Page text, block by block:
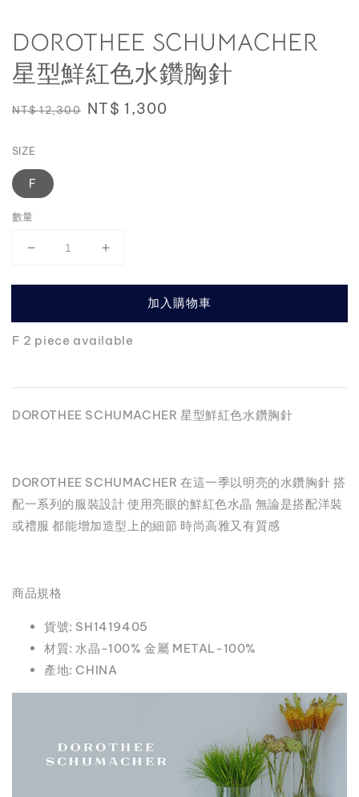
DOROTHEE SCHUMACHER
星型鮮紅色水鑽胸針
Regular
NT$ 12,300 Sale
NT$ 1,300
SIZE
F
數量
加入購物車
F 2 piece available
DOROTHEE SCHUMACHER 星型鮮紅色水鑽胸針
DOROTHEE SCHUMACHER 在這一季以明亮的水鑽胸針 搭
配一系列的服裝設計 使用亮眼的鮮紅色水晶 無論是搭配洋裝
或禮服 都能增加造型上的細節 時尚高雅又有質感
商品規格
貨號: SH1419405
材質: 水晶-100% 金屬 METAL-100%
產地: CHINA